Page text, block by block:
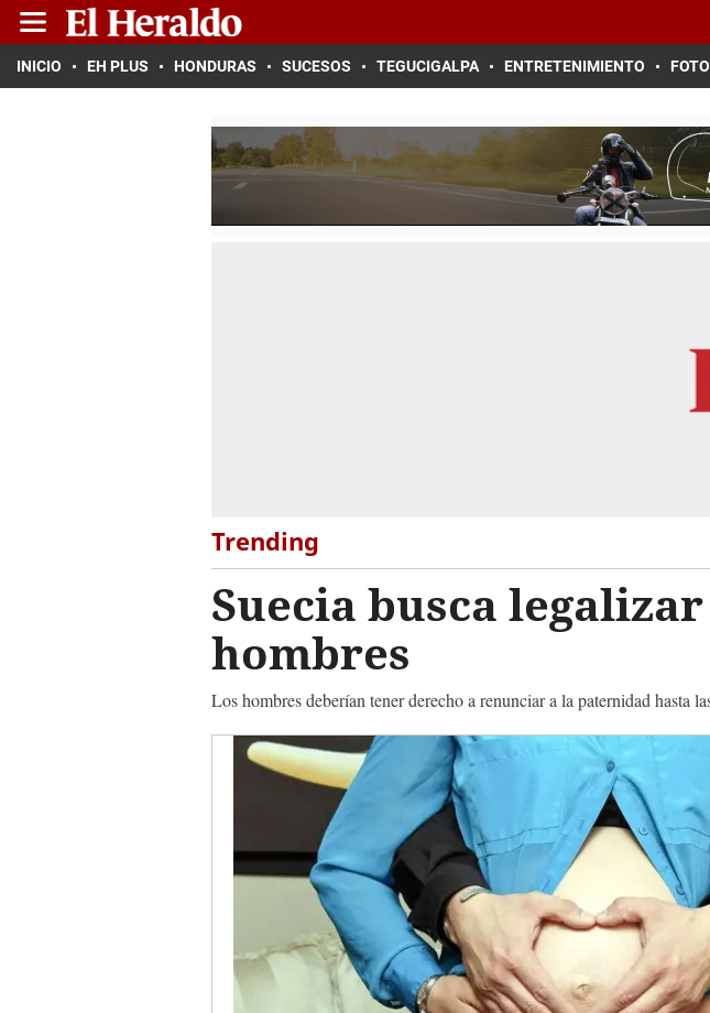
INICIO EH PLUS HONDURAS SUCESOS TEGUCIGALPA ENTRETENIMIENTO
Trending
Suecia busca
hombres
Los hombres deberían tener derecho a renunciar a la paternidad hasta